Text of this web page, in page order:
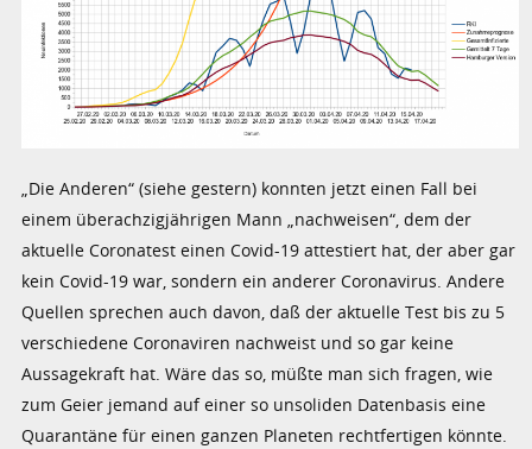
„Die Anderen“ (siehe gestern) konnten jetzt einen Fall bei
einem überachzigjährigen Mann „nachweisen“, dem der
aktuelle Coronatest einen Covid-19 attestiert hat, der aber gar
kein Covid-19 war, sondern ein anderer Coronavirus. Andere
Quellen sprechen auch davon, daß der aktuelle Test bis zu 5
verschiedene Coronaviren nachweist und so gar keine
Aussagekraft hat. Wäre das so, müßte man sich fragen, wie
zum Geier jemand auf einer so unsoliden Datenbasis eine
Quarantäne für einen ganzen Planeten rechtfertigen könnte.